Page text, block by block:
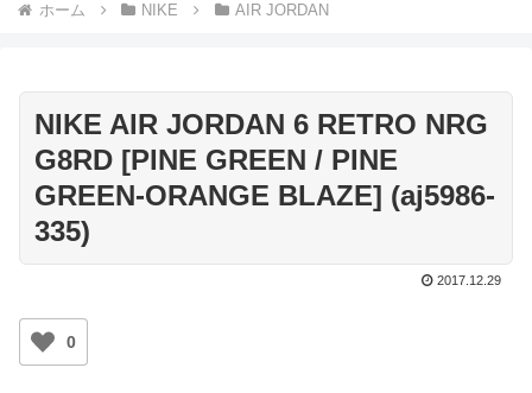
ホーム NIKE AIR JORDAN
NIKE AIR JORDAN 6 RETRO NRG
G8RD [PINE GREEN / PINE
GREEN-ORANGE BLAZE] (aj5986-
335)
2017.12.29
0